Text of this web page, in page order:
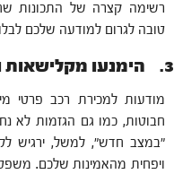
רשימה קצרה של התכונות
טובה לגרום למודעה שלכם
3. הימנעו מקלישאות והגזמות
"במצב חדש", למשל, ירגיש
ויפחית מהאמינות שלכם.